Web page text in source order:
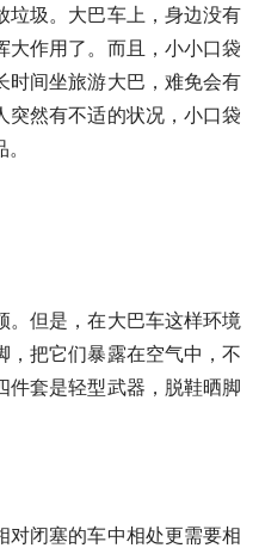
垃圾。大巴车上，身边没有
大作用了。而且，小小口袋
时间坐旅游大巴，难免会有
突然有不适的状况，小口袋
。但是，在大巴车这样环境
，把它们暴露在空气中，不
件套是轻型武器，脱鞋晒脚
对闭塞的车中相处更需要相